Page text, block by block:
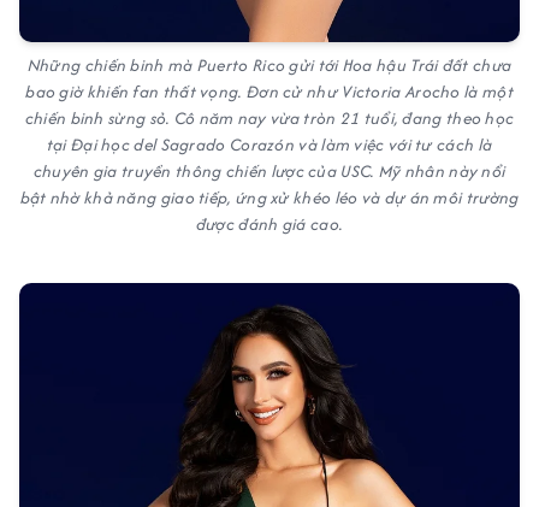
Những chiến binh mà Puerto Rico gửi tới Hoa hậu Trái đất chưa
bao giờ khiến fan thất vọng. Đơn cử như Victoria Arocho là một
chiến binh sừng sỏ. Cô năm nay vừa tròn 21 tuổi, đang theo học
tại Đại học del Sagrado Corazón và làm việc với tư cách là
chuyên gia truyền thông chiến lược của USC. Mỹ nhân này nổi
bật nhờ khả năng giao tiếp, ứng xử khéo léo và dự án môi trường
được đánh giá cao.